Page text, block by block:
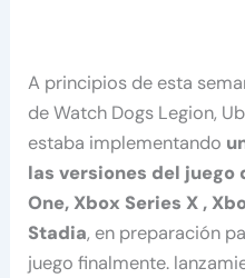
A principios de esta
de Watch Dogs Legion,
estaba implementando
las versiones del juego
One, Xbox Series X ,
Stadia, en preparación
juego finalmente.